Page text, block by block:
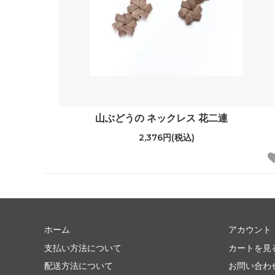
山ぶどうの ネックレス 花二連
2,376円(税込)
ホーム
支払い方法について
配送方法について
アカウント
カートを見
お問い合わ